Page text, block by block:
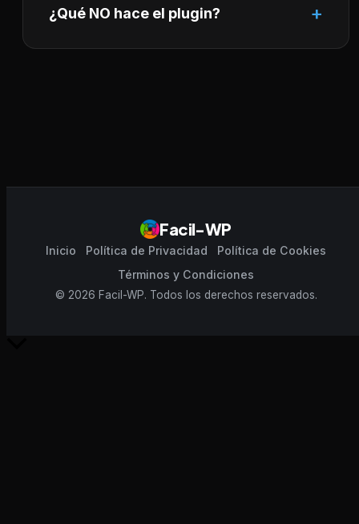
¿Qué NO hace el plugin?
Facil-WP
Inicio Política de Privacidad
Política de Cookies
Términos y Condiciones
© 2026 Facil-WP. Todos los derechos reservados.